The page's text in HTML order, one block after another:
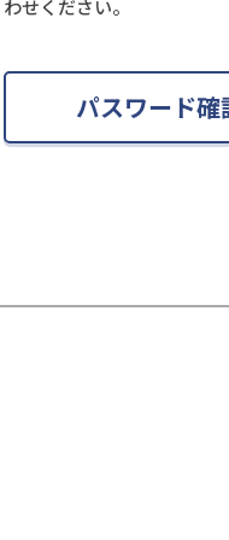
わせください。
パスワード確